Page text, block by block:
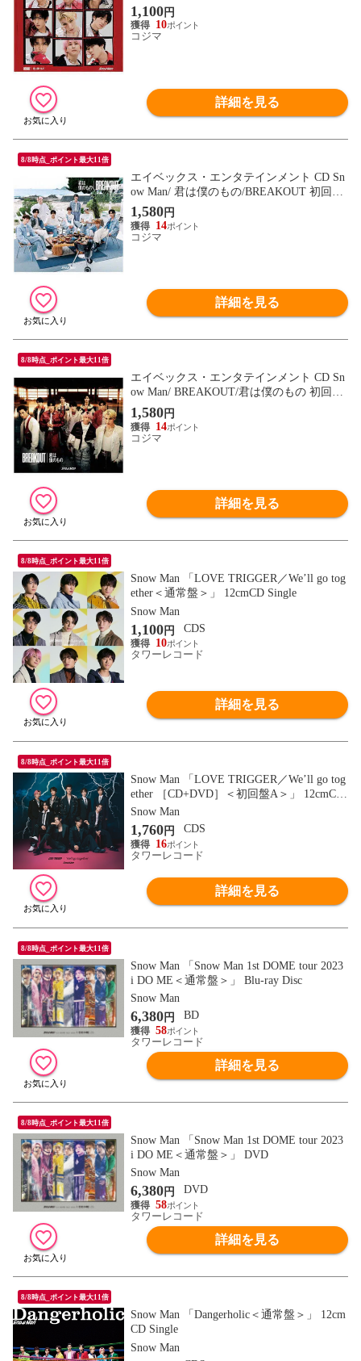
1,100円
10
コジマ
詳細を見る
8/8時点_ポイント最大11倍
エイベックス・エンタテインメント CD Sn
ow Man/ 君は僕のもの/BREAKOUT 初回盤
B
1,580円
14
コジマ
詳細を見る
8/8時点_ポイント最大11倍
エイベックス・エンタテインメント CD Sn
ow Man/ BREAKOUT/君は僕のもの 初回盤
A
1,580円
14
コジマ
詳細を見る
8/8時点_ポイント最大11倍
Snow Man 「LOVE TRIGGER／We’ll go tog
ether＜通常盤＞」 12cmCD Single
Snow Man
1,100円
CDS
10
タワーレコード
詳細を見る
8/8時点_ポイント最大11倍
Snow Man 「LOVE TRIGGER／We’ll go tog
ether ［CD+DVD］＜初回盤A＞」 12cmCD
Single
Snow Man
1,760円
CDS
16
タワーレコード
詳細を見る
8/8時点_ポイント最大11倍
Snow Man 「Snow Man 1st DOME tour 2023
i DO ME＜通常盤＞」 Blu-ray Disc
Snow Man
6,380円
BD
58
タワーレコード
詳細を見る
8/8時点_ポイント最大11倍
Snow Man 「Snow Man 1st DOME tour 2023
i DO ME＜通常盤＞」 DVD
Snow Man
6,380円
DVD
58
タワーレコード
詳細を見る
8/8時点_ポイント最大11倍
Snow Man 「Dangerholic＜通常盤＞」 12cm
CD Single
Snow Man